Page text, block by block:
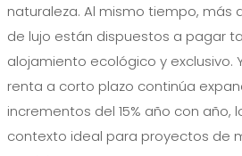
naturaleza. Al mismo tiempo, más
de lujo están dispuestos a pagar
alojamiento ecológico y exclusivo.
renta a corto plazo continúa
incrementos del 15% año con año,
contexto ideal para proyectos de